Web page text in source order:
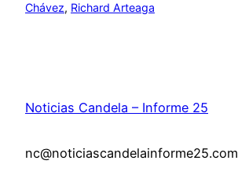
Chávez, Richard Arteaga
Noticias Candela – Informe 25
nc@noticiascandelainforme25.com